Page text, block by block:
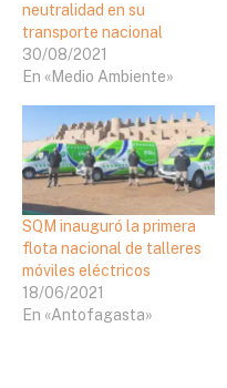
neutralidad en su
transporte nacional
30/08/2021
En «Medio Ambiente»
SQM inauguró la primera
flota nacional de talleres
móviles eléctricos
18/06/2021
En «Antofagasta»